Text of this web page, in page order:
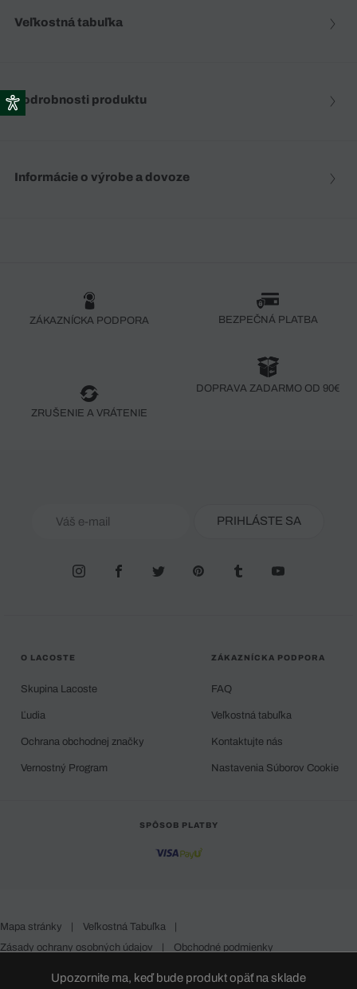
Veľkostná tabuľka
Podrobnosti produktu
Informácie o výrobe a dovoze
Upozornite ma, keď bude produkt opäť na sklade
ZÁKAZNÍCKA PODPORA BEZPEČNÁ PLATBA
ZRUŠENIE A VRÁTENIE
DOPRAVA ZADARMO OD 90€
PRIHLÁSTE SA
O LACOSTE
Skupina Lacoste
Ľudia
Ochrana obchodnej značky
Vernostný Program
ZÁKAZNÍCKA PODPORA
FAQ
Veľkostná tabuľka
Kontaktujte nás
Nastavenia Súborov Cookie
SPÔSOB PLATBY
Mapa stránky | Veľkostná Tabuľka
|
Zásady ochrany osobných údajov
| Obchodné podmienky